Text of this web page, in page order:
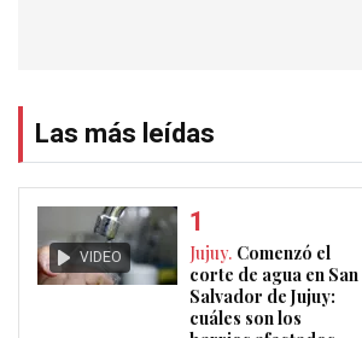
Las más leídas
VIDEO Jujuy. Comenzó el
corte de agua en San
Salvador de Jujuy:
cuáles son los